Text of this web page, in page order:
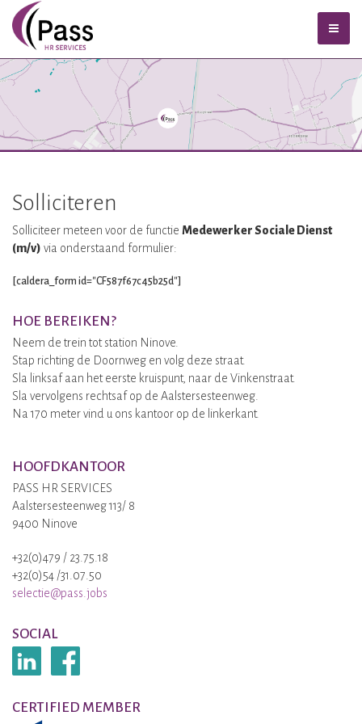
Solliciteren
Solliciteer meteen voor de functie Medewerker Sociale Dienst
(m/v) via onderstaand formulier:
[caldera_form id="CF587f67c45b25d"]
HOE BEREIKEN?
Neem de trein tot station Ninove.
Stap richting de Doornweg en volg deze straat.
Sla linksaf aan het eerste kruispunt, naar de Vinkenstraat.
Sla vervolgens rechtsaf op de Aalstersesteenweg.
Na 170 meter vind u ons kantoor op de linkerkant.
HOOFDKANTOOR
PASS HR SERVICES
Aalstersesteenweg 113/ 8
9400 Ninove
+32(0)479 / 23.75.18
+32(0)54 /31.07.50
selectie@pass.jobs
SOCIAL
CERTIFIED MEMBER